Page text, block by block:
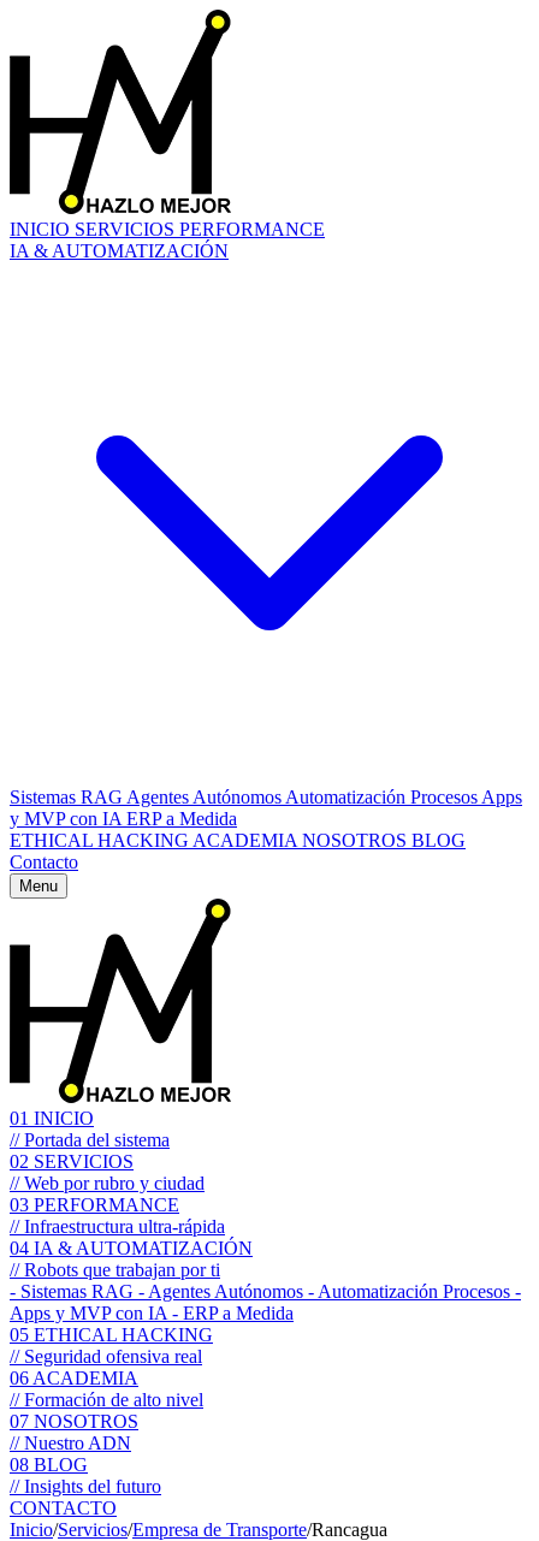
INICIO SERVICIOS PERFORMANCE
IA & AUTOMATIZACIÓN
Sistemas RAG Agentes Autónomos Automatización Procesos Apps
y MVP con IA ERP a Medida
ETHICAL HACKING ACADEMIA NOSOTROS BLOG
Contacto
Menu
01 INICIO
// Portada del sistema
02 SERVICIOS
// Web por rubro y ciudad
03 PERFORMANCE
// Infraestructura ultra-rápida
04 IA & AUTOMATIZACIÓN
// Robots que trabajan por ti
- Sistemas RAG - Agentes Autónomos - Automatización Procesos -
Apps y MVP con IA - ERP a Medida
05 ETHICAL HACKING
// Seguridad ofensiva real
06 ACADEMIA
// Formación de alto nivel
07 NOSOTROS
// Nuestro ADN
08 BLOG
// Insights del futuro
CONTACTO
Inicio/Servicios/Empresa de Transporte/Rancagua